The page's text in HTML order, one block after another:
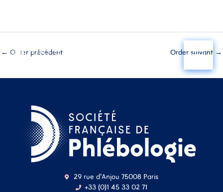
← Order précédent Order suivant →
29 rue d'Anjou 75008 Paris
+33 (0)1 45 33 02 71